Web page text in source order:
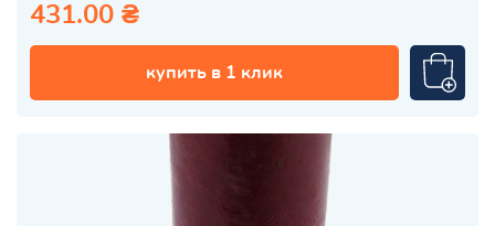
431.00 ₴
купить в 1 клик